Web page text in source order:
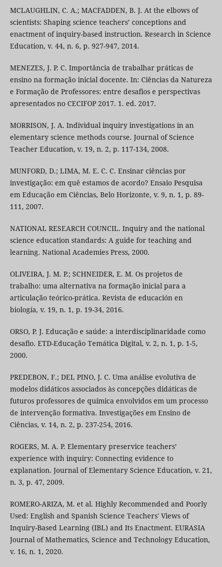
MCLAUGHLIN, C. A.; MACFADDEN, B. J. At the elbows of
scientists: Shaping science teachers’ conceptions and
enactment of inquiry-based instruction. Research in Science
Education, v. 44, n. 6, p. 927-947, 2014.
MENEZES, J. P. C. Importância de trabalhar práticas de
ensino na formação inicial docente. In: Ciências da Natureza
e Formação de Professores: entre desafios e perspectivas
apresentados no CECIFOP 2017. 1. ed. 2017.
MORRISON, J. A. Individual inquiry investigations in an
elementary science methods course. Journal of Science
Teacher Education, v. 19, n. 2, p. 117-134, 2008.
MUNFORD, D.; LIMA, M. E. C. C. Ensinar ciências por
investigação: em quê estamos de acordo? Ensaio Pesquisa
em Educação em Ciências, Belo Horizonte, v. 9, n. 1, p. 89-
111, 2007.
NATIONAL RESEARCH COUNCIL. Inquiry and the national
science education standards: A guide for teaching and
learning. National Academies Press, 2000.
OLIVEIRA, J. M. P.; SCHNEIDER, E. M. Os projetos de
trabalho: uma alternativa na formação inicial para a
articulação teórico-prática. Revista de educación en
biología, v. 19, n. 1, p. 19-34, 2016.
ORSO, P. J. Educação e saúde: a interdisciplinaridade como
desafio. ETD-Educação Temática Digital, v. 2, n. 1, p. 1-5,
2000.
PREDEBON, F.; DEL PINO, J. C. Uma análise evolutiva de
modelos didáticos associados às concepções didáticas de
futuros professores de química envolvidos em um processo
de intervenção formativa. Investigações em Ensino de
Ciências, v. 14, n. 2, p. 237-254, 2016.
ROGERS, M. A. P. Elementary preservice teachers’
experience with inquiry: Connecting evidence to
explanation. Journal of Elementary Science Education, v. 21,
n. 3, p. 47, 2009.
ROMERO-ARIZA, M. et al. Highly Recommended and Poorly
Used: English and Spanish Science Teachers' Views of
Inquiry-Based Learning (IBL) and Its Enactment. EURASIA
Journal of Mathematics, Science and Technology Education,
v. 16, n. 1, 2020.